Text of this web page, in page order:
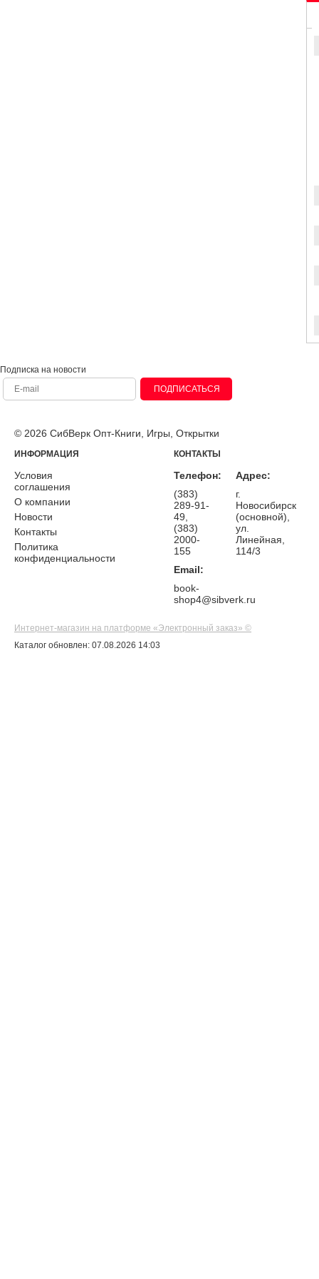
Подписка на новости
ПОДПИСАТЬСЯ
© 2026 СибВерк Опт-Книги, Игры, Открытки
ИНФОРМАЦИЯ
Условия
соглашения
О компании
Новости
Контакты
Политика
конфиденциальности
КОНТАКТЫ
Телефон:
(383)
289-91-
49,
(383)
2000-
155
Email:
book-
shop4@sibverk.ru
Адрес:
г.
Новосибирск
(основной),
ул.
Линейная,
114/3
Интернет-магазин на платформе «Электронный заказ» ©
Каталог обновлен: 07.08.2026 14:03